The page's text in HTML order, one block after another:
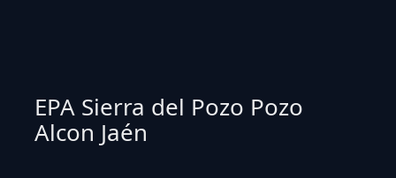
EPA Sierra del Pozo Pozo
Alcon Jaén